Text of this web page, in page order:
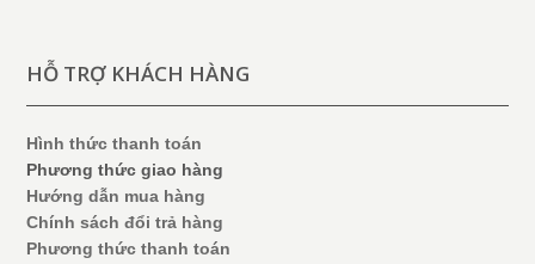
HỖ TRỢ KHÁCH HÀNG
Hình thức thanh toán
Phương thức giao hàng
Hướng dẫn mua hàng
Chính sách đổi trả hàng
Phương thức thanh toán